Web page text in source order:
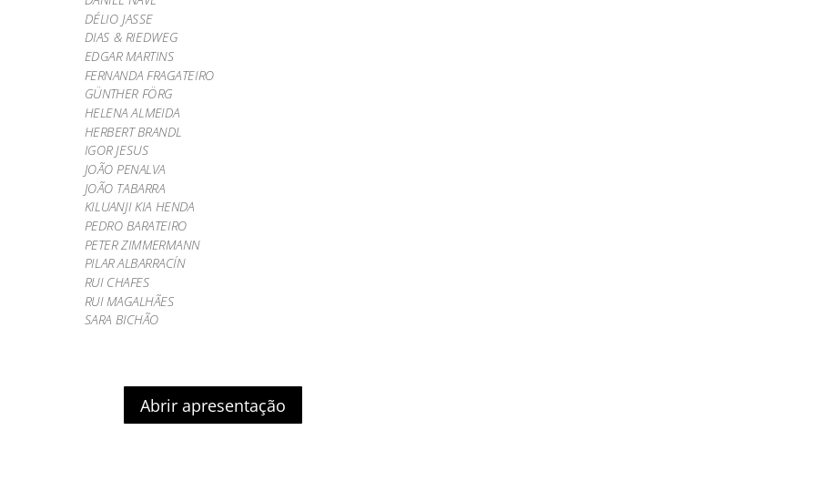
DÉLIO JASSE
DIAS & RIEDWEG
EDGAR MARTINS
FERNANDA FRAGATEIRO
GÜNTHER FÖRG
HELENA ALMEIDA
HERBERT BRANDL
IGOR JESUS
JOÃO PENALVA
JOÃO TABARRA
KILUANJI KIA HENDA
PEDRO BARATEIRO
PETER ZIMMERMANN
PILAR ALBARRACÍN
RUI CHAFES
RUI MAGALHÃES
SARA BICHÃO
Abrir apresentação